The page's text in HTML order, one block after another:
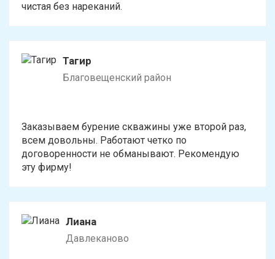
чистая без нареканий.
Тагир
Благовещенский район
Заказываем бурение скважины уже второй раз,
всем довольны. Работают четко по
договоренности не обманывают. Рекомендую
эту фирму!
Лиана
Давлеканово